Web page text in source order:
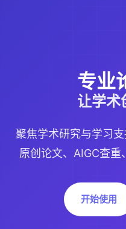
专业
让学术
聚焦学术研究与学习
原创论文、AIGC查
开始使用